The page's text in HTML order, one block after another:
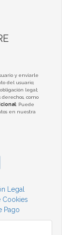
y enviarle
del usuario;
legal;
derechos, como
: Puede
en nuestra
Legal
Cookies
Pago